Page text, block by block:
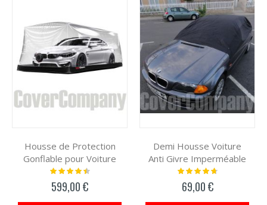
Housse de Protection
Gonflable pour Voiture
Notation:
599,00 €
Demi Housse Voiture
Anti Givre Imperméable
Notation:
69,00 €